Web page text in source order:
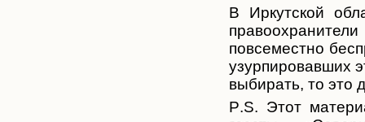
В Иркутской
правоохранители
повсеместно
узурпировавших
выбирать, то это
P.S. Этот